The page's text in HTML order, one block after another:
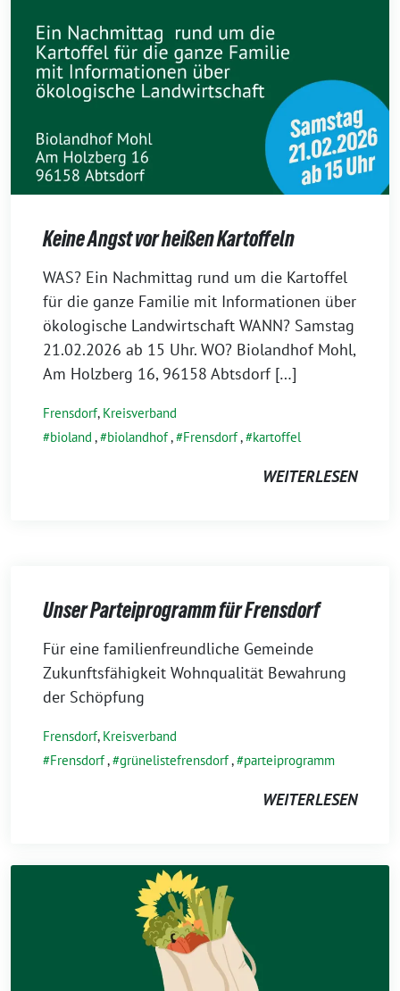
Keine Angst vor heißen Kartoffeln
16.
Februar
2026
WAS? Ein Nachmittag rund um die Kartoffel
für die ganze Familie mit Informationen über
ökologische Landwirtschaft WANN? Samstag
21.02.2026 ab 15 Uhr. WO? Biolandhof Mohl,
Am Holzberg 16, 96158 Abtsdorf […]
Frensdorf, Kreisverband
bioland , biolandhof, Frensdorf, kartoffel
WEITERLESEN
Unser Parteiprogramm für Frensdorf
16.
Februar
2026
Für eine familienfreundliche Gemeinde
Zukunftsfähigkeit Wohnqualität Bewahrung
der Schöpfung
Frensdorf, Kreisverband
Frensdorf, grünelistefrensdorf, parteiprogramm
WEITERLESEN